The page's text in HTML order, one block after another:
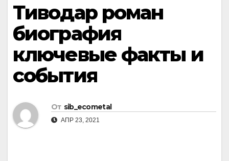
Тиводар роман
биография
ключевые факты и
события
От sib_ecometal
АПР 23, 2021